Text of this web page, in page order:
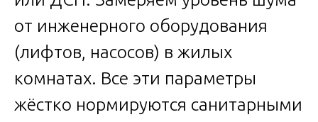
от инженерного оборудования
(лифтов, насосов) в жилых
комнатах. Все эти параметры
жёстко нормируются санитарными